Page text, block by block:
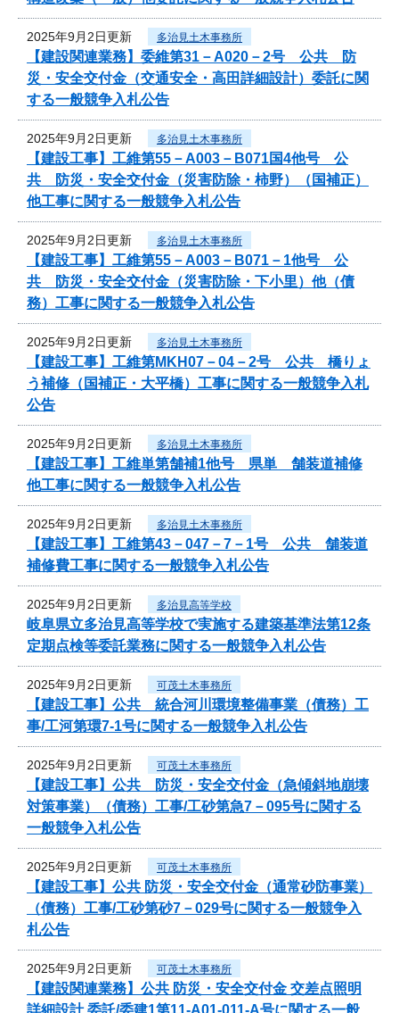
2025年9月2日更新 多治見土木事務所
【建設関連業務】委維第31－A020－2号 公共 防
災・安全交付金（交通安全・高田詳細設計）委託に関
する一般競争入札公告
2025年9月2日更新 多治見土木事務所
【建設工事】工維第55－A003－B071国4他号 公
共 防災・安全交付金（災害防除・柿野）（国補正）
他工事に関する一般競争入札公告
2025年9月2日更新 多治見土木事務所
【建設工事】工維第55－A003－B071－1他号 公
共 防災・安全交付金（災害防除・下小里）他（債
務）工事に関する一般競争入札公告
2025年9月2日更新 多治見土木事務所
【建設工事】工維第MKH07－04－2号 公共 橋りょ
う補修（国補正・大平橋）工事に関する一般競争入札
公告
2025年9月2日更新 多治見土木事務所
【建設工事】工維単第舗補1他号 県単 舗装道補修
他工事に関する一般競争入札公告
2025年9月2日更新 多治見土木事務所
【建設工事】工維第43－047－7－1号 公共 舗装道
補修費工事に関する一般競争入札公告
2025年9月2日更新 多治見高等学校
岐阜県立多治見高等学校で実施する建築基準法第12条
定期点検等委託業務に関する一般競争入札公告
2025年9月2日更新 可茂土木事務所
【建設工事】公共 統合河川環境整備事業（債務）工
事/工河第環7-1号に関する一般競争入札公告
2025年9月2日更新 可茂土木事務所
【建設工事】公共 防災・安全交付金（急傾斜地崩壊
対策事業）（債務）工事/工砂第急7－095号に関する
一般競争入札公告
2025年9月2日更新 可茂土木事務所
【建設工事】公共 防災・安全交付金（通常砂防事業）
（債務）工事/工砂第砂7－029号に関する一般競争入
札公告
2025年9月2日更新 可茂土木事務所
【建設関連業務】公共 防災・安全交付金 交差点照明
詳細設計 委託/委建1第11-A01-011-A号に関する一般